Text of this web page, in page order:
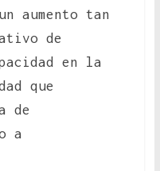
aumento tan
de
en la
que
de
a